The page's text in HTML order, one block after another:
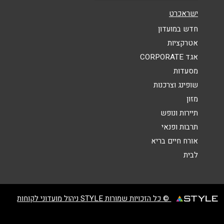
אנא חזרו אלי בקשר ל...
הודעה*
ישראכרט
חדש במועדון
אטרקציות
אגד CORPORATE
מסעדות
שופינג וצרכנות
מזון
תיירות ונופש
תרבות ופנאי
אורח חיים בריא
לבית
© כל הזכויות שמורות STYLE ניהול מועדוני לקוחות